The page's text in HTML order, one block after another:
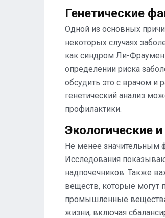
Генетические
Одной из основных
некоторых случаях
как синдром Ли-
определении риска
обсудить это с врачом и
генетический анализ
профилактики.
Экологические
Не менее значительным
Исследования
надпочечников. Также
веществ, которые могут
промышленные
жизни, включая